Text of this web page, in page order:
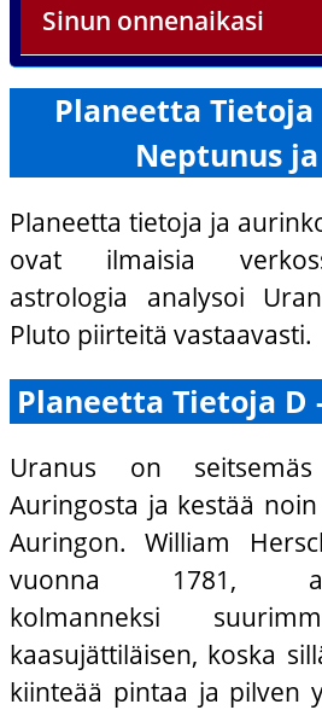
Sinun onnenaikasi
Planeetta Tietoja
Neptunus
Planeetta tietoja ja
ovat ilmaisia
astrologia analysoi
Pluto piirteitä vastaavasti.
Planeetta Tietoja D
Uranus on
Auringosta ja kestää
Auringon. William
vuonna 1781,
kolmanneksi
kaasujättiläisen, koska
kiinteää pintaa ja pilven